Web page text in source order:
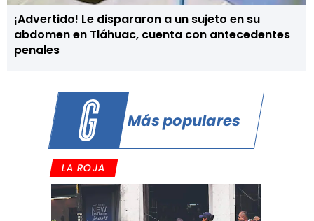
¡Advertido! Le dispararon a un sujeto en su
abdomen en Tláhuac, cuenta con antecedentes
penales
Más populares
LA ROJA